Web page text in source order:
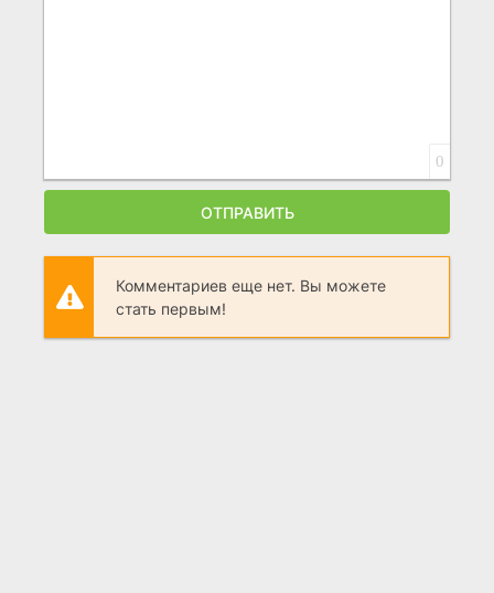
0
ОТПРАВИТЬ
Комментариев еще нет. Вы можете
стать первым!